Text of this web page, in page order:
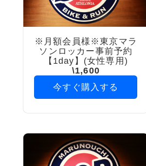
※月額会員様※東京マラ
ソンロッカー事前予約
【1day】(女性専用)
\1,600
今すぐ購入する